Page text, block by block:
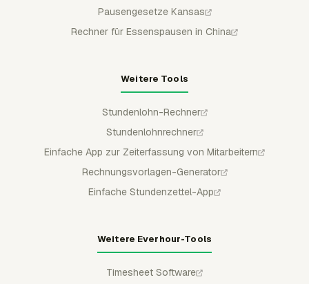
Pausengesetze Kansas
Rechner für Essenspausen in China
Weitere Tools
Stundenlohn-Rechner
Stundenlohnrechner
Einfache App zur Zeiterfassung von Mitarbeitern
Rechnungsvorlagen-Generator
Einfache Stundenzettel-App
Weitere Everhour-Tools
Timesheet Software